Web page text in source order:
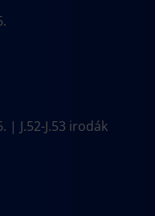
| J.52-J.53 irodák